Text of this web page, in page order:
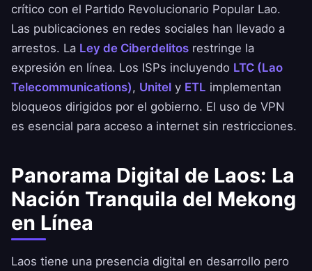
crítico con el Partido Revolucionario Popular Lao.
Las publicaciones en redes sociales han llevado a
arrestos. La Ley de Ciberdelitos restringe la
expresión en línea. Los ISPs incluyendo LTC (Lao
Telecommunications), Unitel y ETL implementan
bloqueos dirigidos por el gobierno. El uso de VPN
es esencial para acceso a internet sin restricciones.
Panorama Digital de Laos: La
Nación Tranquila del Mekong
en Línea
Laos tiene una presencia digital en desarrollo pero